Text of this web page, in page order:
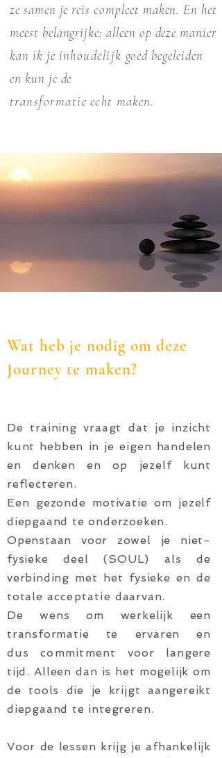
ze samen je reis compleet maken. En het
meest belangrijke: alleen op deze manier
kan ik je inhoudelijk goed begeleiden
en kun je de
transformatie echt maken.
Wat heb je nodig om deze
Journey te maken?
De training vraagt dat je inzicht
kunt hebben in je eigen handelen
en denken en op jezelf kunt
reflecteren.
Een gezonde motivatie om jezelf
diepgaand te onderzoeken.
Openstaan voor zowel je niet-
fysieke deel (SOUL) als de
verbinding met het fysieke en de
totale acceptatie daarvan.
De wens om werkelijk een
transformatie te ervaren en
duscommitment
voor langere
tijd. Alleen dan is het mogelijk om
de tools die je krijgt aangereikt
diepgaand te integreren.
Voor de lessen krijg je afhankelijk